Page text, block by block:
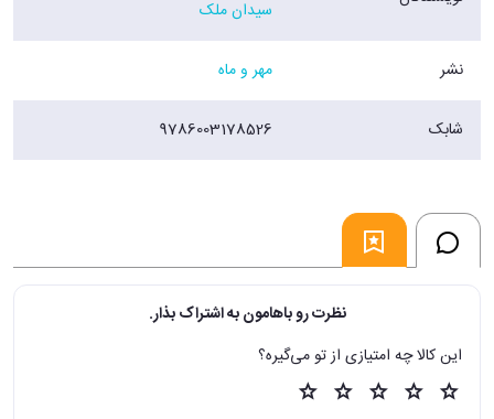
نهایی، برگه های امتحانی شبیه ساز در نظر گرفته ایم تا فضای این امتحانات را
در نهایت با حل سوالات آزمون های نهایی اخیر به آمادگی کامل خواهید رسید.
به امید موفقیت شما در همه امتحانات.
ویژگی های خلاصه کپسولی:
- خلاصه درسنامه های نموداری و کاربردی
- بررسی مثال ها و تعاریف مهم درس ها
- کتاب پرسوال
سیدان ملک
نشر مهر و ماه
شابک 9786003178526
نظرت رو باهامون به اشتراک بذار.
این کالا چه امتیازی از تو می‌گیره؟